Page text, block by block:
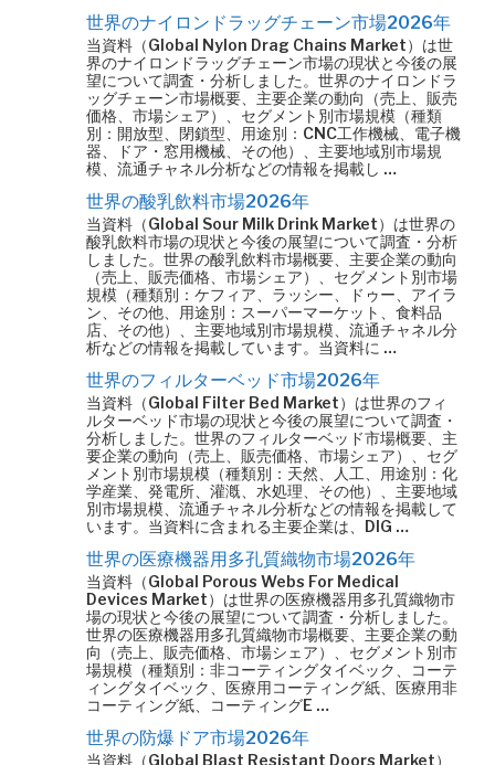
世界のナイロンドラッグチェーン市場2026年
当資料（Global Nylon Drag Chains Market）は世
界のナイロンドラッグチェーン市場の現状と今後の展
望について調査・分析しました。世界のナイロンドラ
ッグチェーン市場概要、主要企業の動向（売上、販売
価格、市場シェア）、セグメント別市場規模（種類
別：開放型、閉鎖型、用途別：CNC工作機械、電子機
器、ドア・窓用機械、その他）、主要地域別市場規
模、流通チャネル分析などの情報を掲載し …
世界の酸乳飲料市場2026年
当資料（Global Sour Milk Drink Market）は世界の
酸乳飲料市場の現状と今後の展望について調査・分析
しました。世界の酸乳飲料市場概要、主要企業の動向
（売上、販売価格、市場シェア）、セグメント別市場
規模（種類別：ケフィア、ラッシー、ドゥー、アイラ
ン、その他、用途別：スーパーマーケット、食料品
店、その他）、主要地域別市場規模、流通チャネル分
析などの情報を掲載しています。当資料に …
世界のフィルターベッド市場2026年
当資料（Global Filter Bed Market）は世界のフィ
ルターベッド市場の現状と今後の展望について調査・
分析しました。世界のフィルターベッド市場概要、主
要企業の動向（売上、販売価格、市場シェア）、セグ
メント別市場規模（種類別：天然、人工、用途別：化
学産業、発電所、灌漑、水処理、その他）、主要地域
別市場規模、流通チャネル分析などの情報を掲載して
います。当資料に含まれる主要企業は、DIG …
世界の医療機器用多孔質織物市場2026年
当資料（Global Porous Webs For Medical
Devices Market）は世界の医療機器用多孔質織物市
場の現状と今後の展望について調査・分析しました。
世界の医療機器用多孔質織物市場概要、主要企業の動
向（売上、販売価格、市場シェア）、セグメント別市
場規模（種類別：非コーティングタイベック、コーテ
ィングタイベック、医療用コーティング紙、医療用非
コーティング紙、コーティングE …
世界の防爆ドア市場2026年
当資料（Global Blast Resistant Doors Market）